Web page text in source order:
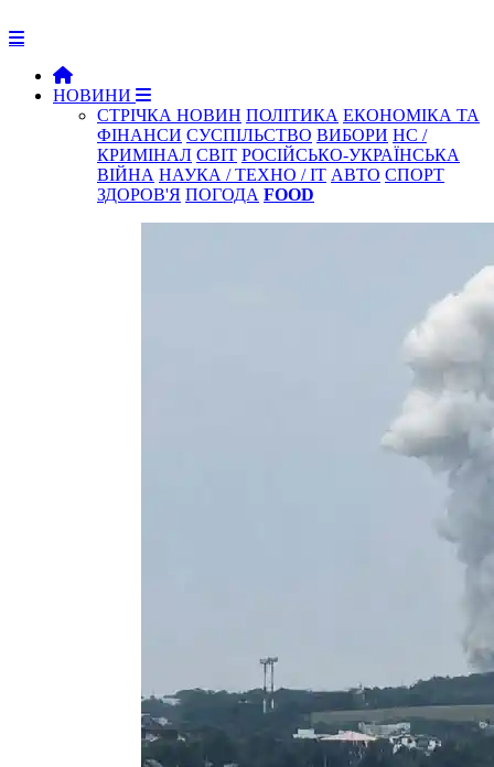
НОВИНИ
СТРІЧКА НОВИН ПОЛІТИКА ЕКОНОМІКА ТА
ФІНАНСИ СУСПІЛЬСТВО ВИБОРИ НС /
КРИМІНАЛ СВІТ РОСІЙСЬКО-УКРАЇНСЬКА
ВІЙНА НАУКА / ТЕХНО / IT АВТО СПОРТ
ЗДОРОВ'Я ПОГОДА FOOD